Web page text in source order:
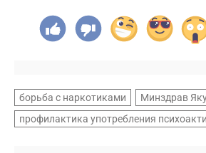
борьба с наркотиками
Минздрав
профилактика употребления